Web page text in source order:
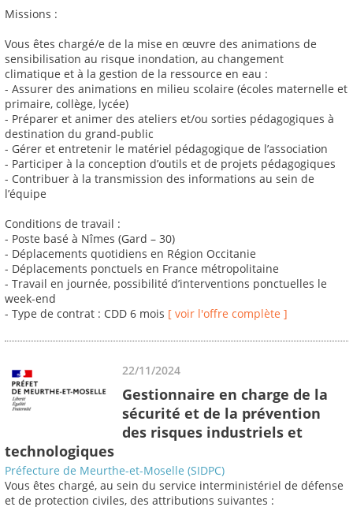
Missions :
Vous êtes chargé/e de la mise en œuvre des animations de
sensibilisation au risque inondation, au changement
climatique et à la gestion de la ressource en eau :
- Assurer des animations en milieu scolaire (écoles maternelle et
primaire, collège, lycée)
- Préparer et animer des ateliers et/ou sorties pédagogiques à
destination du grand-public
- Gérer et entretenir le matériel pédagogique de l’association
- Participer à la conception d’outils et de projets pédagogiques
- Contribuer à la transmission des informations au sein de
l’équipe
Conditions de travail :
- Poste basé à Nîmes (Gard – 30)
- Déplacements quotidiens en Région Occitanie
- Déplacements ponctuels en France métropolitaine
- Travail en journée, possibilité d’interventions ponctuelles le
week-end
- Type de contrat : CDD 6 mois [ voir l'offre complète ]
22/11/2024
Gestionnaire en charge de la
sécurité et de la prévention
des risques industriels et
technologiques
Préfecture de Meurthe-et-Moselle (SIDPC)
Vous êtes chargé, au sein du service interministériel de défense
et de protection civiles, des attributions suivantes :